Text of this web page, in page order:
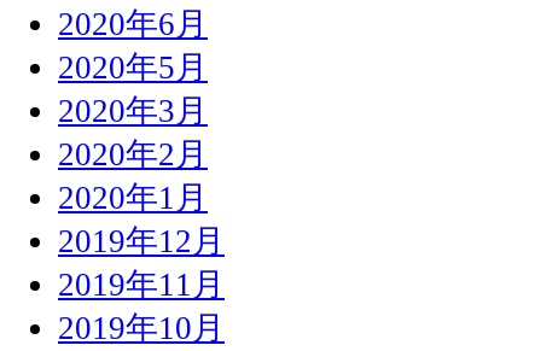
2020年6月
2020年5月
2020年3月
2020年2月
2020年1月
2019年12月
2019年11月
2019年10月